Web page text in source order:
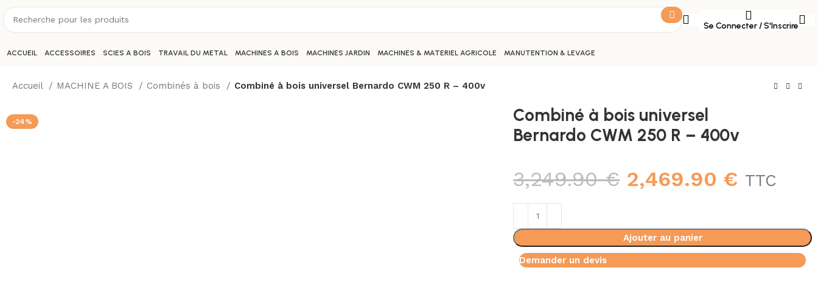
Se Connecter / S'Inscrire
ACCUEIL ACCESSOIRES SCIES A BOIS TRAVAIL DU METAL MACHINES A BOIS MACHINES JARDIN MACHINES & MATERIEL AGRICOLE MANUTENTION & LEVAGE
Accueil MACHINE A BOIS Combinés à bois Combiné à bois universel Bernardo CWM 250 R – 400v
-24%
Combiné à bois universel
Bernardo CWM 250 R – 400v
3,249.90€ 2,469.90 € TTC
Ajouter au panier
Demander un devis